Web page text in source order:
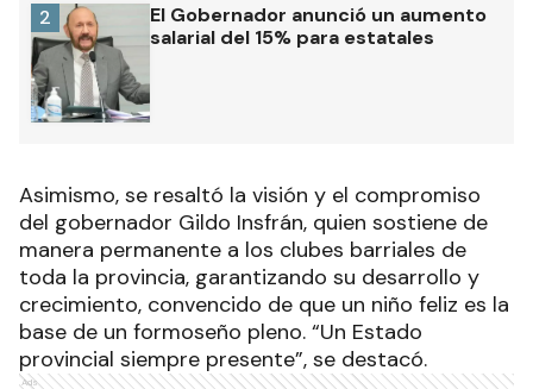
El Gobernador anunció un aumento
salarial del 15% para estatales
2
Asimismo, se resaltó la visión y el compromiso
del gobernador Gildo Insfrán, quien sostiene de
manera permanente a los clubes barriales de
toda la provincia, garantizando su desarrollo y
crecimiento, convencido de que un niño feliz es la
base de un formoseño pleno. “Un Estado
provincial siempre presente”, se destacó.
Ads